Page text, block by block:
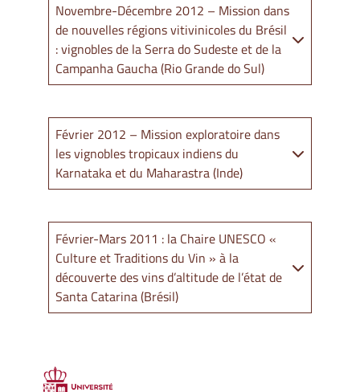
Novembre-Décembre 2012 – Mission dans
de nouvelles régions vitivinicoles du Brésil
: vignobles de la Serra do Sudeste et de la
Campanha Gaucha (Rio Grande do Sul)
Février 2012 – Mission exploratoire dans
les vignobles tropicaux indiens du
Karnataka et du Maharastra (Inde)
Février-Mars 2011 : la Chaire UNESCO «
Culture et Traditions du Vin » à la
découverte des vins d’altitude de l’état de
Santa Catarina (Brésil)